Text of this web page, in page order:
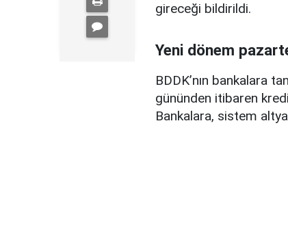
gireceği bildirildi.
Yeni dönem
BDDK’nın bankalara
gününden itibaren
Bankalara, sistem